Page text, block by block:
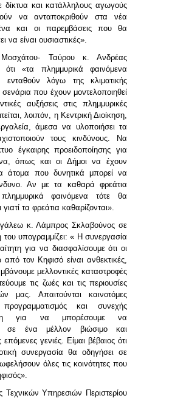
δίκτυα και κατάλληλους αγωγούς
να ανταποκριθούν στα νέα
και οι παρεμβάσεις που θα
να είναι ουσιαστικές».
Ταύρου κ. Ανδρέας
ότι «τα πλημμυρικά φαινόμενα
ενταθούν λόγω της κλιματικής
που έχουν μοντελοποιηθεί
αυξήσεις στις πλημμυρικές
λοιπόν, η Κεντρική Διοίκηση,
άμεσα να υλοποιήσει τα
τους κινδύνους. Να
έγκαιρης προειδοποίησης για
όπως και οι Δήμοι να έχουν
άτομα που δυνητικά μπορεί να
Αν με τα καθαρά φρεάτια
φαινόμενα τότε θα
τα φρεάτια καθαρίζονται».
κ. Λάμπρος Σκλαβούνος σε
του υπογραμμίζει: « Η συνεργασία
για να διασφαλίσουμε ότι οι
τον Κηφισό είναι ανθεκτικές,
μελλοντικές καταστροφές
τις ζωές και τις περιουσίες
μας. Απαιτούνται καινοτόμες
προγραμματισμός και συνεχής
για να μπορέσουμε να
σε ένα μέλλον βιώσιμο και
γενιές. Είμαι βέβαιος ότι
συνεργασία θα οδηγήσει σε
όλες τις κοινότητες που
Τεχνικών Υπηρεσιών Περιστερίου